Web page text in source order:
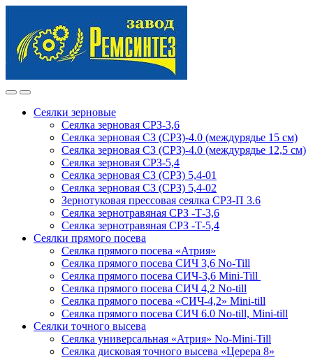
navigation
content
Сеялки зерновые
Сеялка зерновая СРЗ-3,6
Сеялка зерновая СЗ (СРЗ)-4.0 (междурядье 15 см)
Сеялка зерновая СЗ (СРЗ)-4.0 (междурядье 12,5 см)
Сеялка зерновая СРЗ-5,4
Сеялка зерновая СЗ (СРЗ) 5,4-01
Сеялка зерновая СЗ (СРЗ) 5,4-02
Зернотуковая прессовая сеялка СРЗ-П 3.6
Сеялка зернотравяная СРЗ -Т-3,6
Сеялка зернотравяная СРЗ -Т-5,4
Сеялки прямого посева
Сеялка прямого посева «Атрия»
Сеялка прямого посева СИЧ 3,6 No-Till
Сеялка прямого посева СИЧ-3,6 Mini-Till
Сеялка прямого посева СИЧ 4,2 No-till
Сеялка прямого посева «СИЧ-4,2» Mini-till
Сеялка прямого посева СИЧ 6.0 No-till, Mini-till
Сеялки точного высева
Сеялка универсальная «Атрия» No-Mini-Till
Сеялка дисковая точного высева «Церера 8»